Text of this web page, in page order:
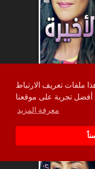
ملفات تعريف الارتباط
تجربة على موقعنا
معرفة المزيد